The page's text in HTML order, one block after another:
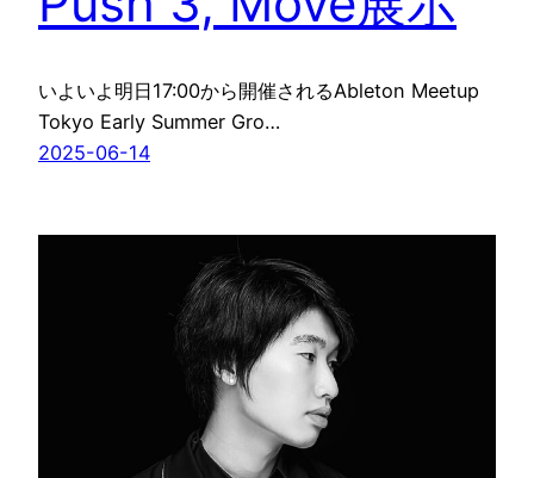
いよいよ明日17:00から開催されるAbleton Meetup
Tokyo Early Summer Gro…
2025-06-14